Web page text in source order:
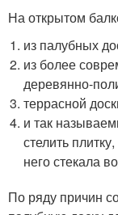
На открытом
из палубных
из более
деревянно-
террасной
и так
стелить
него стекала
По ряду причин